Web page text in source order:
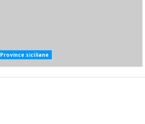
Province siciliane